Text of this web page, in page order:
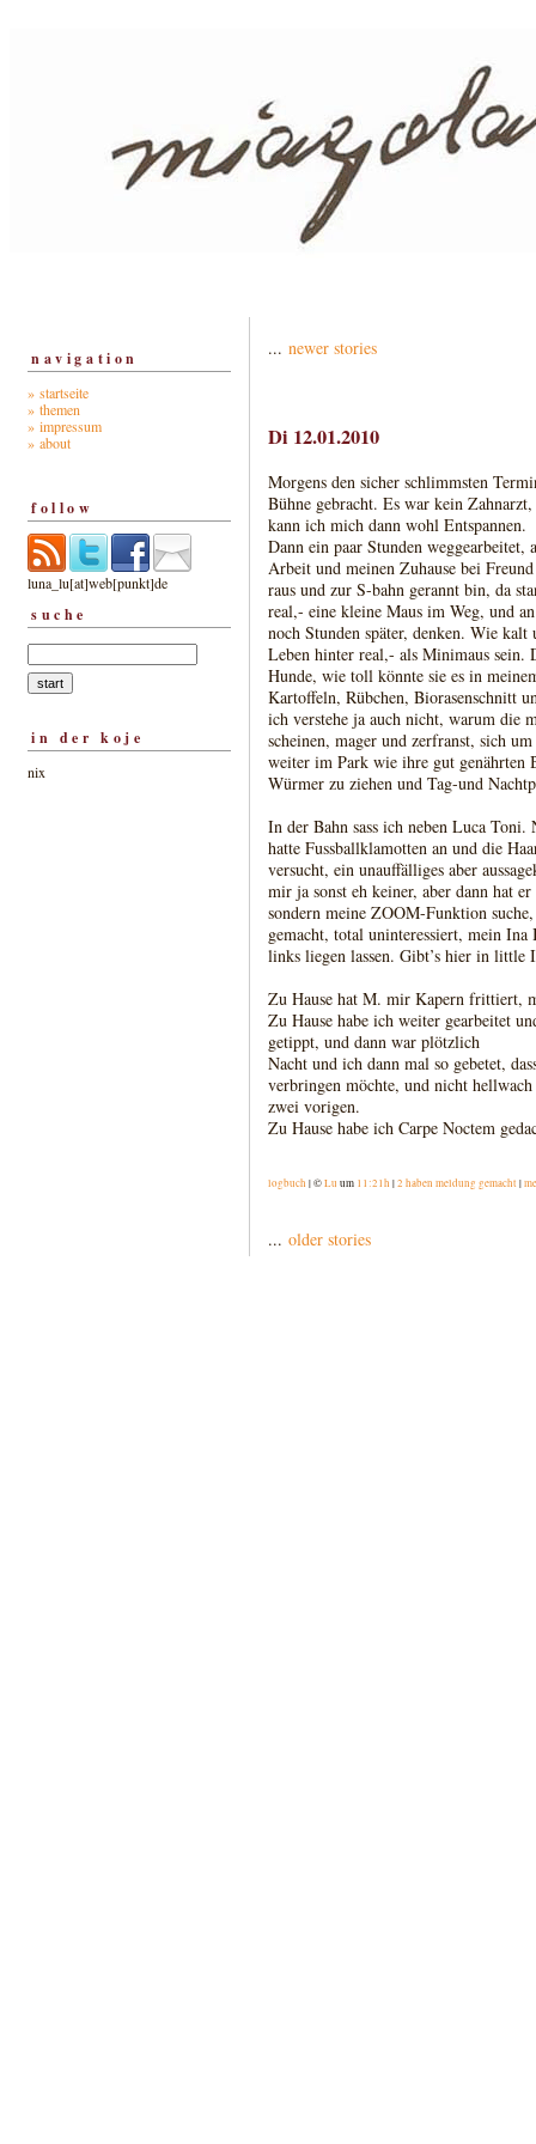
navigation
» startseite
» themen
» impressum
» about
follow
luna_lu[at]web[punkt]de
suche
in der koje
nix
... newer stories
Di 12.01.2010
Morgens den sicher schlimmsten
Bühne gebracht. Es war kein
kann ich mich dann wohl Entspannen.
Dann ein paar Stunden
Arbeit und meinen Zuhause bei
raus und zur S-bahn gerannt bin, da
real,- eine kleine Maus im Weg, und
noch Stunden später, denken. Wie
Leben hinter real,- als Minimaus sein.
Hunde, wie toll könnte sie es in
Kartoffeln, Rübchen, Biorasenschnitt
ich verstehe ja auch nicht, warum die
scheinen, mager und zerfranst, sich
weiter im Park wie ihre gut genährten
Würmer zu ziehen und Tag-und
In der Bahn sass ich neben Luca
hatte Fussballklamotten an und die
versucht, ein unauffälliges aber
mir ja sonst eh keiner, aber dann hat
sondern meine ZOOM-Funktion
gemacht, total uninteressiert, mein
links liegen lassen. Gibt’s hier in little
Zu Hause hat M. mir Kapern frittiert,
Zu Hause habe ich weiter gearbeitet
getippt, und dann war plötzlich
Nacht und ich dann mal so gebetet,
verbringen möchte, und nicht
zwei vorigen.
Zu Hause habe ich Carpe Noctem
logbuch | ©Lu um 11:21h |2 haben meldung gemacht|
... older stories